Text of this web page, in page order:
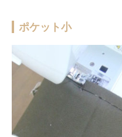
ポケット小